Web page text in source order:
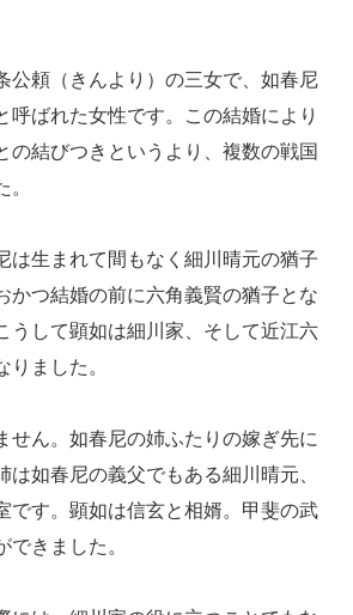
公頼（きんより）の三女で、如春尼
呼ばれた女性です。この結婚により
の結びつきというより、複数の戦国
は生まれて間もなく細川晴元の猶子
かつ結婚の前に六角義賢の猶子とな
うして顕如は細川家、そして近江六
りました。
せん。如春尼の姉ふたりの嫁ぎ先に
は如春尼の義父でもある細川晴元、
です。顕如は信玄と相婿。甲斐の武
できました。